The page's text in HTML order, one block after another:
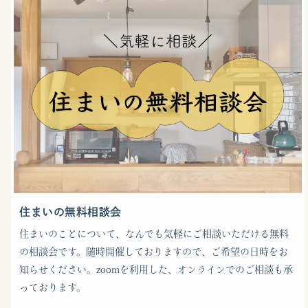
住まいの無料相談会
住まいのことについて、なんでも気軽にご相談いただける無料
の相談会です。随時開催しておりますので、ご希望の日時をお
知らせください。zoomを利用した、オンラインでのご相談も承
っております。